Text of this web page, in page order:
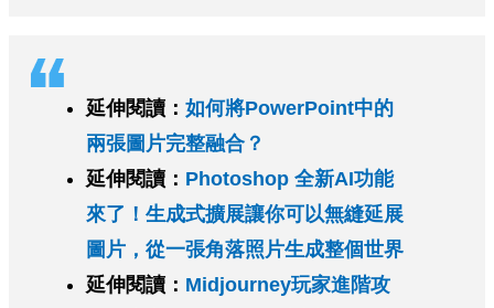
延伸閱讀： 如何將PowerPoint中的
兩張圖片完整融合？
延伸閱讀： Photoshop 全新AI功能
來了！生成式擴展讓你可以無縫延展
圖片，從一張角落照片生成整個世界
延伸閱讀： Midjourney玩家進階攻